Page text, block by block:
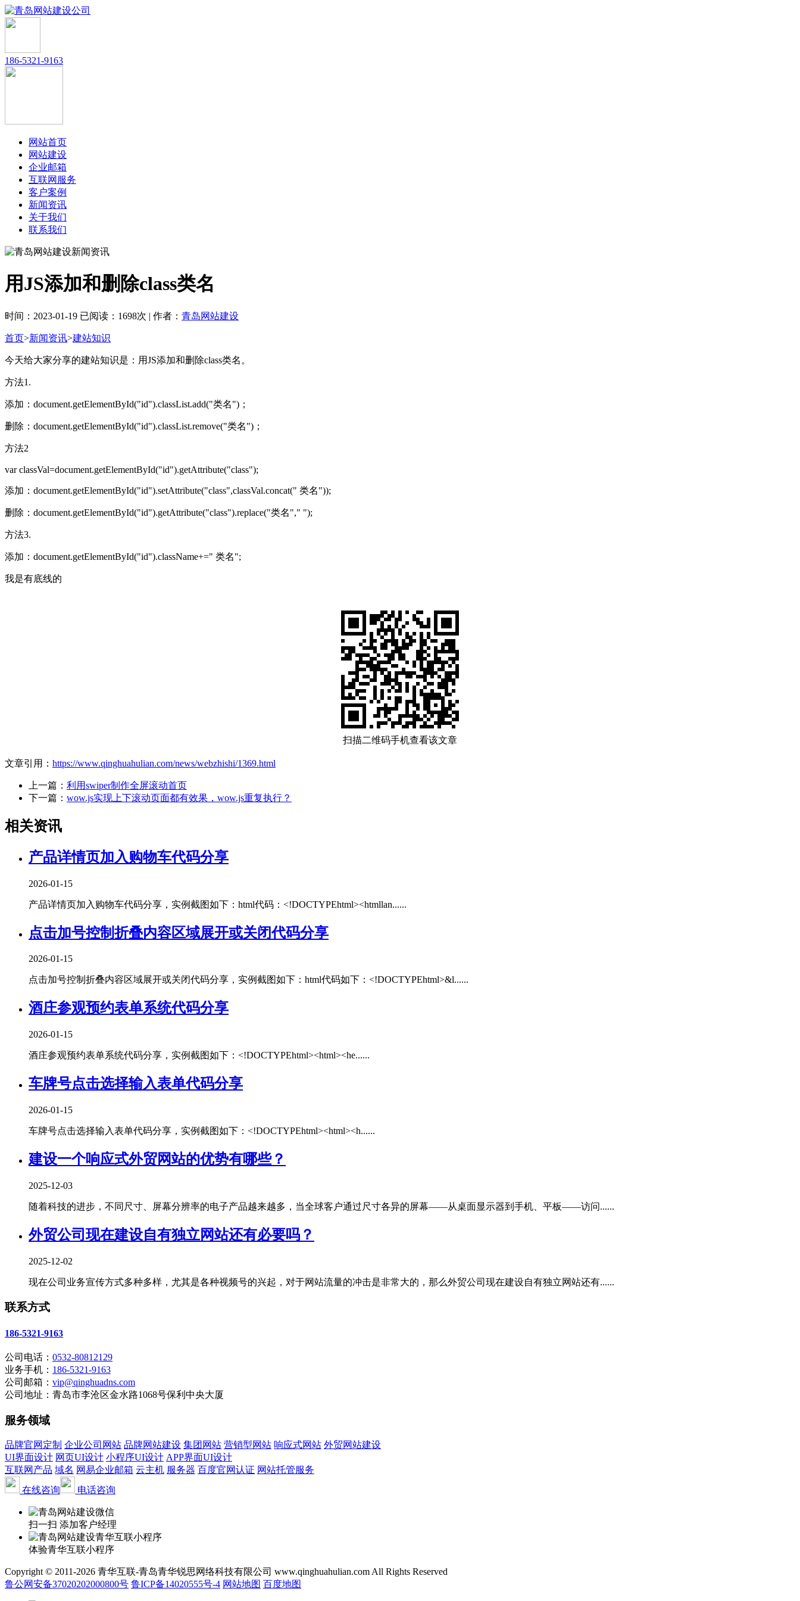
186-5321-9163
网站首页
网站建设
企业邮箱
互联网服务
客户案例
新闻资讯
关于我们
联系我们
用JS添加和删除class类名
时间：2023-01-19 已阅读：1698次 | 作者： 青岛网站建设
首页>新闻资讯>建站知识
今天给大家分享的建站知识是：用JS添加和删除class类名。
方法1.
添加：document.getElementById("id").classList.add("类名")；
删除：document.getElementById("id").classList.remove("类名")；
方法2
var classVal=document.getElementById("id").getAttribute("class");
添加：document.getElementById("id").setAttribute("class",classVal.concat(" 类名"));
删除：document.getElementById("id").getAttribute("class").replace("类名"," ");
方法3.
添加：document.getElementById("id").className+=" 类名";
我是有底线的
扫描二维码手机查看该文章
文章引用： https://www.qinghuahulian.com/news/webzhishi/1369.html
上一篇： 利用swiper制作全屏滚动首页
下一篇： wow.js实现上下滚动页面都有效果，wow.js重复执行？
相关资讯
产品详情页加入购物车代码分享
2026-01-15
产品详情页加入购物车代码分享，实例截图如下：html代码：<!DOCTYPEhtml><htmllan......
点击加号控制折叠内容区域展开或关闭代码分享
2026-01-15
点击加号控制折叠内容区域展开或关闭代码分享，实例截图如下：html代码如下：<!DOCTYPEhtml>&l......
酒庄参观预约表单系统代码分享
2026-01-15
酒庄参观预约表单系统代码分享，实例截图如下：<!DOCTYPEhtml><html><he......
车牌号点击选择输入表单代码分享
2026-01-15
车牌号点击选择输入表单代码分享，实例截图如下：<!DOCTYPEhtml><html><h......
建设一个响应式外贸网站的优势有哪些？
2025-12-03
随着科技的进步，不同尺寸、屏幕分辨率的电子产品越来越多，当全球客户通过尺寸各异的屏幕——从桌面显示器到手机、平板——访问......
外贸公司现在建设自有独立网站还有必要吗？
2025-12-02
现在公司业务宣传方式多种多样，尤其是各种视频号的兴起，对于网站流量的冲击是非常大的，那么外贸公司现在建设自有独立网站还有......
联系方式
186-5321-9163
公司电话： 0532-80812129
业务手机： 186-5321-9163
公司邮箱： vip@qinghuadns.com
公司地址：青岛市李沧区金水路1068号保利中央大厦
服务领域
品牌官网定制 企业公司网站 品牌网站建设 集团网站 营销型网站 响应式网站 外贸网站建设
UI界面设计 网页UI设计 小程序UI设计 APP界面UI设计
互联网产品 域名 网易企业邮箱 云主机 服务器 百度官网认证 网站托管服务
在线咨询
电话咨询
扫一扫 添加客户经理
体验青华互联小程序
Copyright © 2011-2026 青华互联-青岛青华锐思网络科技有限公司 www.qinghuahulian.com All Rights Reserved
鲁公网安备37020202000800号 鲁ICP备14020555号-4 网站地图 百度地图